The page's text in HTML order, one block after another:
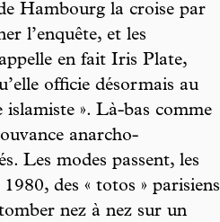
Hambourg la croise par
l’enquête, et les
en fait Iris Plate,
officie désormais au
islamiste ». Là-bas comme
anarcho-
Les modes passent, les
des « totos » parisiens
nez à nez sur un